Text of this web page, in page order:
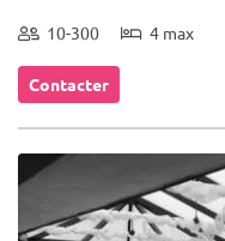
10-300 4 max
Contacter